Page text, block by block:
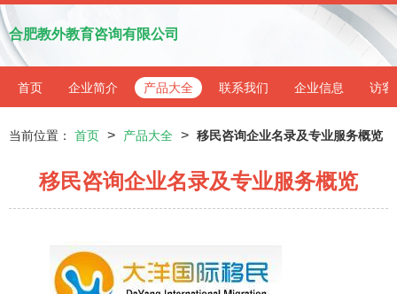
合肥教外教育咨询有限公司
首页 企业简介 产品大全 联系我们 企业信息 访客
当前位置： 首页 > 产品大全 > 移民咨询企业名录及专业服务概览
移民咨询企业名录及专业服务概览